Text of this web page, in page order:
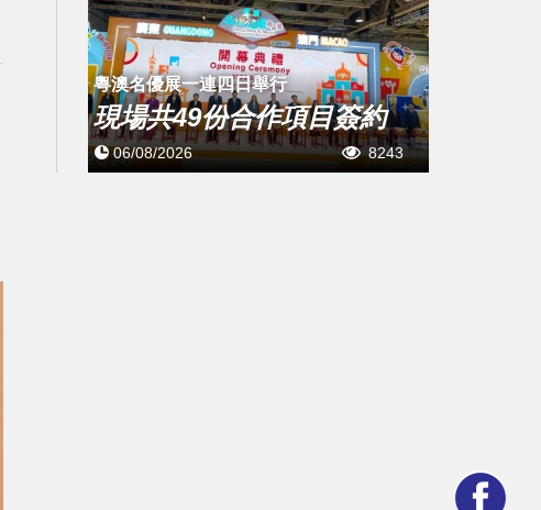
粵澳名優展一連四日舉行
現場共49份合作項目簽約
06/08/2026 8243